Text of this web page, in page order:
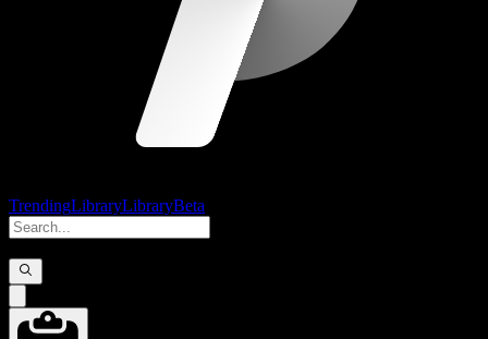
TrendingLibraryLibraryBeta